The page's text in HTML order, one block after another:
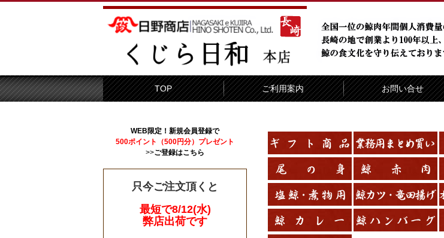
TOP ご利用案内 お問い合せ
WEB限定！新規会員登録で
500ポイント（500円分）プレゼント
>>ご登録はこちら
只今ご注文頂くと
最短で8/12(水)
弊店出荷です